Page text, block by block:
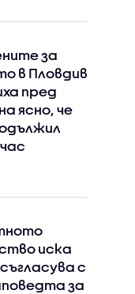
за
в Пловдив
пред
ясно, че
иска
с
за